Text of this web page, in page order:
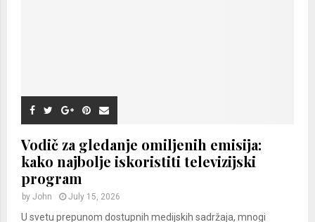
Vodič za gledanje omiljenih emisija:
kako najbolje iskoristiti televizijski
program
by John July 15, 2026
U svetu prepunom dostupnih medijskih sadržaja, mnogi